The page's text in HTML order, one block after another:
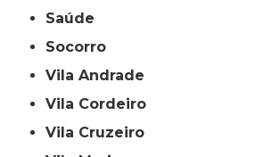
Saúde
Socorro
Vila Andrade
Vila Cordeiro
Vila Cruzeiro